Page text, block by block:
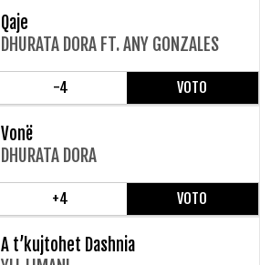
Qaje
DHURATA DORA FT. ANY GONZALES
-4 VOTO
Vonë
DHURATA DORA
+4 VOTO
A t’kujtohet Dashnia